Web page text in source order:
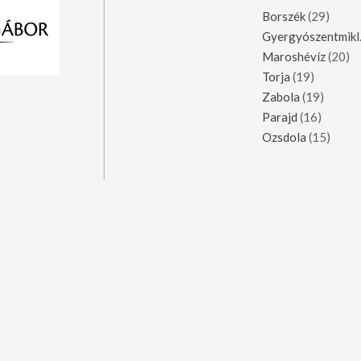
Borszék(29)
Maroshévíz(20)
Torja (19)
Zabola (19)
Parajd (16)
Ozsdola (15)